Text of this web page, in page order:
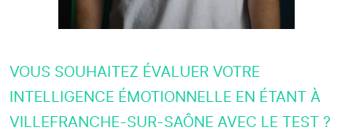
VOUS SOUHAITEZ ÉVALUER VOTRE
INTELLIGENCE ÉMOTIONNELLE EN ÉTANT À
VILLEFRANCHE-SUR-SAÔNE AVEC LE TEST ?